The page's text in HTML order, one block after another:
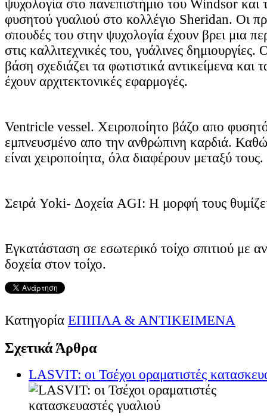
ψυχολογία στο πανεπιστήμιο του Windsor και
φυσητού γυαλιού στο κολλέγιο Sheridan. Οι
σπουδές του στην ψυχολογία έχουν βρει μια
στις καλλιτεχνικές του, γυάλινες
βάση σχεδιάζει τα φωτιστικά αντικείμενα και
έχουν αρχιτεκτονικές εφαρμογές.
Ventricle vessel. Χειροποίητο βάζο απο
εμπνευσμένο απο την ανθρώπινη καρδιά.
είναι χειροποίητα, όλα διαφέρουν μεταξύ τους.
Σειρά Yoki- Δοχεία AGI: Η μορφή τους
Εγκατάσταση σε εσωτερικό τοίχο σπιτιού με
δοχεία στον τοίχο.
Κατηγορία ΕΠΙΠΛΑ & ΑΝΤΙΚΕΙΜΕΝΑ
Σχετικά Άρθρα
LASVIT: οι Τσέχοι οραματιστές